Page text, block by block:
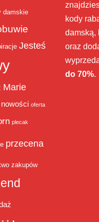
damskie
Jesteś
Marie
nowości oferta
plecak
przecena
zakupów
kody
damską,
oraz
do 70%.